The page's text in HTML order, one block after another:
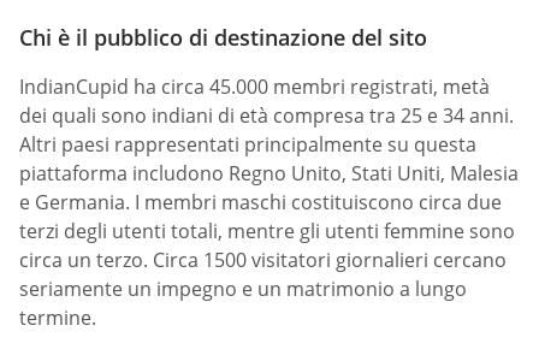
Chi è il pubblico di destinazione del sito
IndianCupid ha circa 45.000 membri registrati, metà
dei quali sono indiani di età compresa tra 25 e 34 anni.
Altri paesi rappresentati principalmente su questa
piattaforma includono Regno Unito, Stati Uniti, Malesia
e Germania. I membri maschi costituiscono circa due
terzi degli utenti totali, mentre gli utenti femmine sono
circa un terzo. Circa 1500 visitatori giornalieri cercano
seriamente un impegno e un matrimonio a lungo
termine.